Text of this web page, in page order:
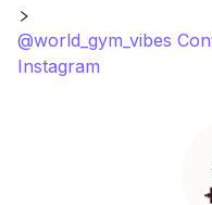
@world_gym_vibes
Instagram